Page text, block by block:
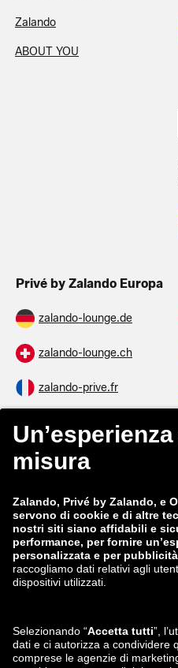
Zalando
ABOUT YOU
Privé by Zalando Europa
zalando-lounge.de
zalando-lounge.ch
zalando-prive.fr
zalando-lounge.be
zalando-lounge.fi
zalando-prive.es
zalando-lounge.lt
zalando-lounge.si
zalando-lounge.lu